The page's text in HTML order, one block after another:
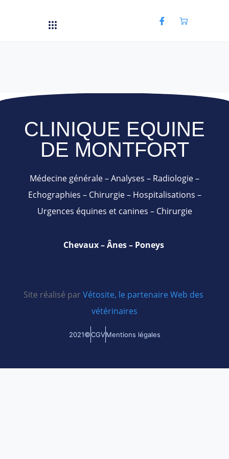
CLINIQUE EQUINE
DE MONTFORT
Médecine générale – Analyses – Radiologie –
Echographies – Chirurgie – Hospitalisations –
Urgences équines et canines – Chirurgie
Chevaux – Ânes – Poneys
Site réalisé par Vétosite, le partenaire Web des
vétérinaires
2021©CGVMentions légales